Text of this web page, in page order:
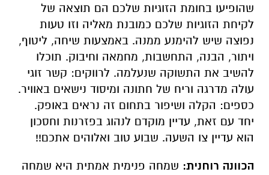
שהופיעו בחומת הזוגיות שלכם הם תוצאה של
לקיחת הזוגיות שלכם כמובנת מאליה וזו טעות
נפוצה שיש להימנע ממנה. באמצעות שיחה, ליטוף,
ויתור, הבנה, התחשבות, מחמאה וחיבוק. תוכלו
להשיב את התשוקה שנעלמה. לרווקים: קשר זוגי
עולה מדרגה וריח של חתונה ומיסוד נישאים באוויר.
כספים: הקלה ושיפור בתחום זה נראים באופק.
יחד עם זאת, עדיין מוקדם לנהוג בפזרנות וחסכון
הוא עדיין צו השעה. שבוע טוב ואלוהים אתכם!!
הכוונה רוחנית: שמחה פנימית אמתית היא שמחה